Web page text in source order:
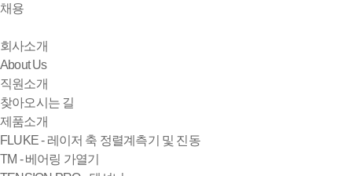
채용
회사소개
About Us
직원소개
찾아오시는 길
제품소개
FLUKE - 레이저 축 정렬계측기 및 진동
TM - 베어링 가열기